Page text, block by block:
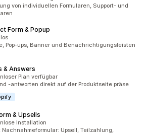
von individuellen Formularen, Support- und
Form & Popup
Pop-ups, Banner und Benachrichtigungsleisten
& Answers
insgesamtPlan verfügbar
-antworten direkt auf der Produktseite präse
& Upsells
Installation
Nachnahmeformular: Upsell, Teilzahlung,